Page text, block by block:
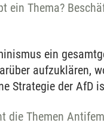
ein Thema?
ein
aufzuklären,
Strategie der AfD
die Themen